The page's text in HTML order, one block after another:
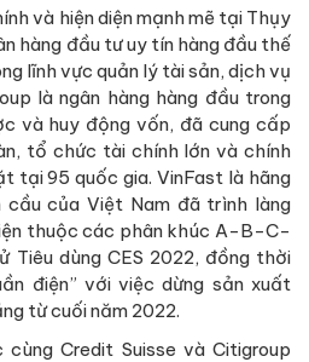
và hiện diện mạnh mẽ tại Thụy
hàng đầu tư uy tín hàng đầu thế
lĩnh vực quản lý tài sản, dịch vụ
là ngân hàng hàng đầu trong
và huy động vốn, đã cung cấp
tổ chức tài chính lớn và chính
tại 95 quốc gia. VinFast là hãng
cầu của Việt Nam đã trình làng
thuộc các phân khúc A-B-C-
Tiêu dùng CES 2022, đồng thời
điện” với việc dừng sản xuất
từ cuối năm 2022.
Credit Suisse và Citigroup